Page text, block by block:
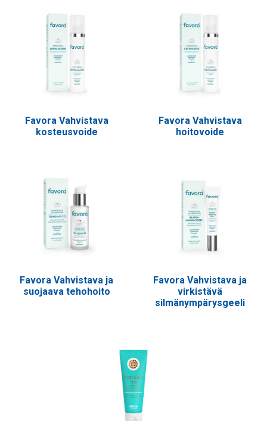
Favora Vahvistava
kosteusvoide
Favora Vahvistava
hoitovoide
Favora Vahvistava ja
suojaava tehohoito
Favora Vahvistava ja
virkistävä
silmänympärysgeeli